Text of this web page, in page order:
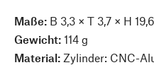
Maße: B 3,3 × T 3,7 × H
Gewicht: 114 g
Material: Zylinder: CNC-